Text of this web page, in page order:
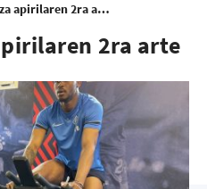
Lan plangintza apirilaren 2ra arte
2ra arte